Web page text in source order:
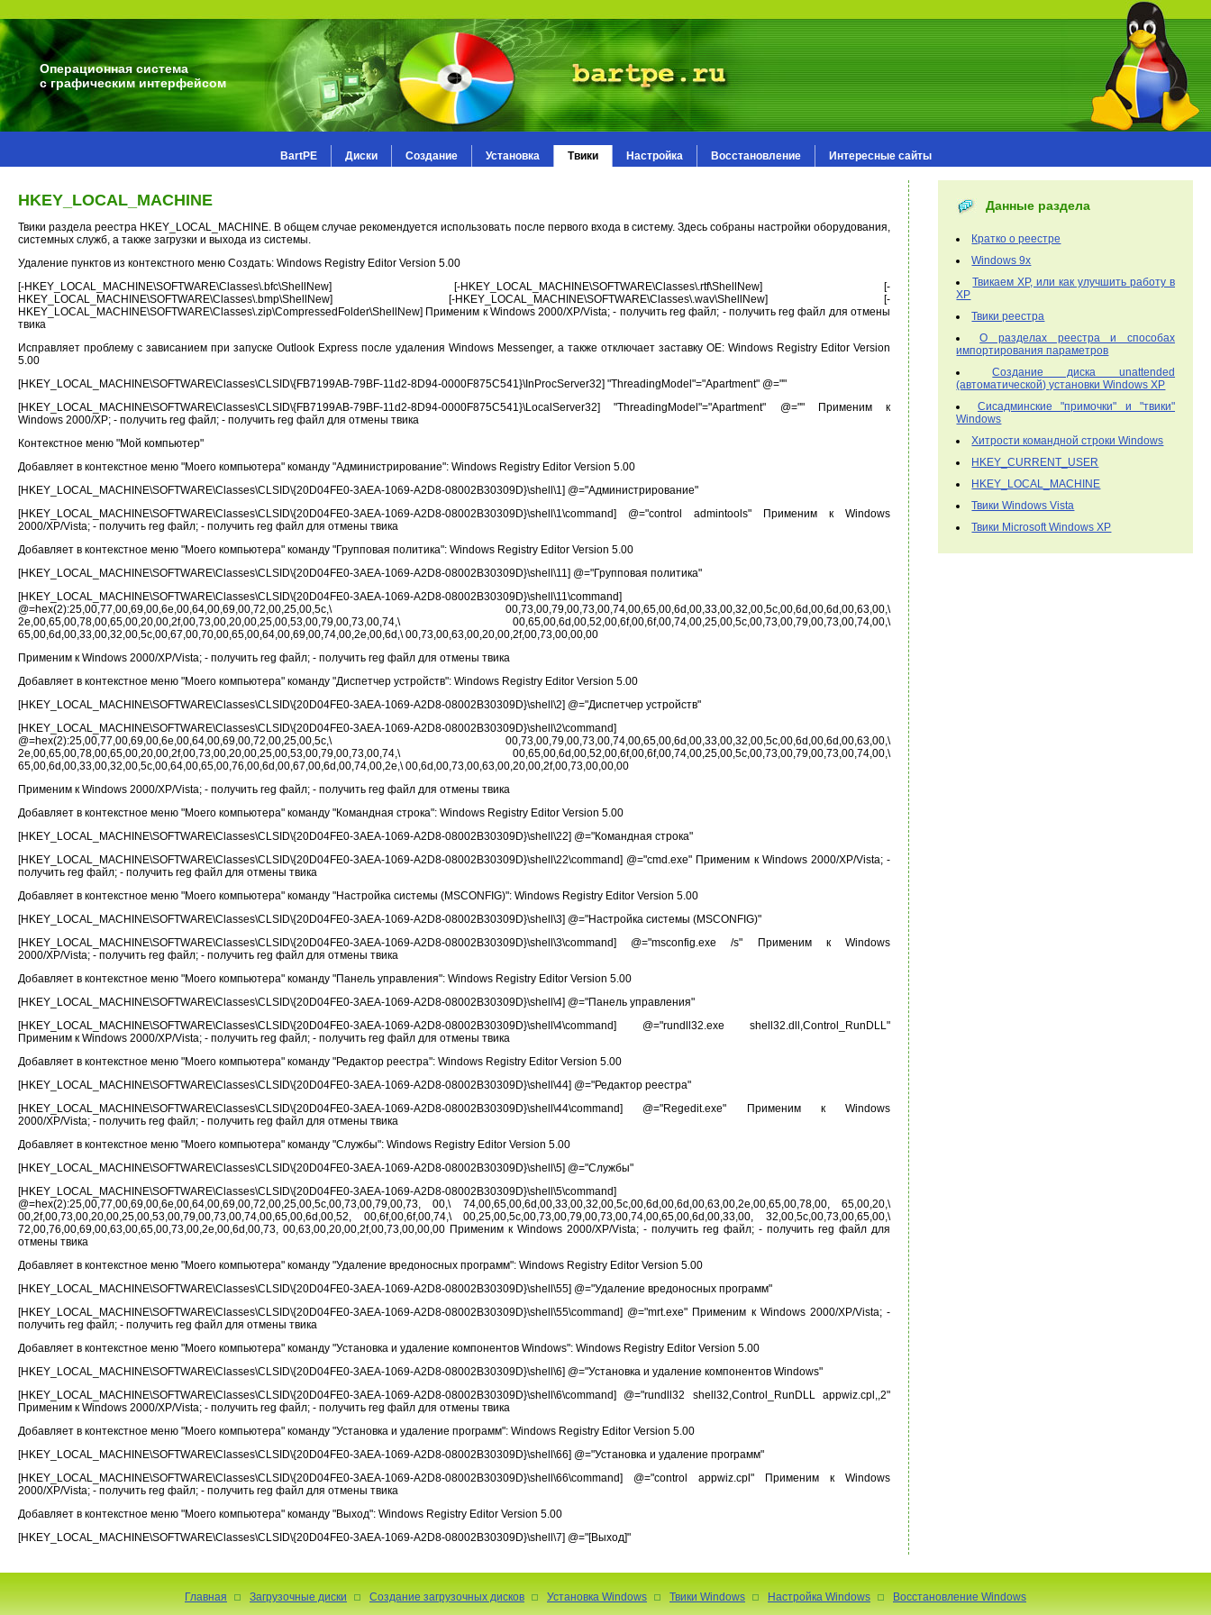
Операционная система
с графическим интерфейсом
BartPE Диски Создание Установка Твики Настройка Восстановление Интересные сайты
HKEY_LOCAL_MACHINE
Твики раздела реестра HKEY_LOCAL_MACHINE. В общем случае рекомендуется использовать после первого входа в систему. Здесь собраны настройки оборудования,
системных служб, а также загрузки и выхода из системы.
Удаление пунктов из контекстного меню Создать: Windows Registry Editor Version 5.00
[-HKEY_LOCAL_MACHINE\SOFTWARE\Classes\.bfc\ShellNew] [-HKEY_LOCAL_MACHINE\SOFTWARE\Classes\.rtf\ShellNew] [-
HKEY_LOCAL_MACHINE\SOFTWARE\Classes\.bmp\ShellNew] [-HKEY_LOCAL_MACHINE\SOFTWARE\Classes\.wav\ShellNew] [-
HKEY_LOCAL_MACHINE\SOFTWARE\Classes\.zip\CompressedFolder\ShellNew] Применим к Windows 2000/XP/Vista; - получить reg файл; - получить reg файл для отмены
твика
Исправляет проблему с зависанием при запуске Outlook Express после удаления Windows Messenger, а также отключает заставку OE: Windows Registry Editor Version
5.00
[HKEY_LOCAL_MACHINE\SOFTWARE\Classes\CLSID\{FB7199AB-79BF-11d2-8D94-0000F875C541}\InProcServer32] "ThreadingModel"="Apartment" @=""
[HKEY_LOCAL_MACHINE\SOFTWARE\Classes\CLSID\{FB7199AB-79BF-11d2-8D94-0000F875C541}\LocalServer32] "ThreadingModel"="Apartment" @="" Применим к
Windows 2000/XP; - получить reg файл; - получить reg файл для отмены твика
Контекстное меню "Мой компьютер"
Добавляет в контекстное меню "Моего компьютера" команду "Администрирование": Windows Registry Editor Version 5.00
[HKEY_LOCAL_MACHINE\SOFTWARE\Classes\CLSID\{20D04FE0-3AEA-1069-A2D8-08002B30309D}\shell\1] @="Администрирование"
[HKEY_LOCAL_MACHINE\SOFTWARE\Classes\CLSID\{20D04FE0-3AEA-1069-A2D8-08002B30309D}\shell\1\command] @="control admintools" Применим к Windows
2000/XP/Vista; - получить reg файл; - получить reg файл для отмены твика
Добавляет в контекстное меню "Моего компьютера" команду "Групповая политика": Windows Registry Editor Version 5.00
[HKEY_LOCAL_MACHINE\SOFTWARE\Classes\CLSID\{20D04FE0-3AEA-1069-A2D8-08002B30309D}\shell\11] @="Групповая политика"
[HKEY_LOCAL_MACHINE\SOFTWARE\Classes\CLSID\{20D04FE0-3AEA-1069-A2D8-08002B30309D}\shell\11\command]
@=hex(2):25,00,77,00,69,00,6e,00,64,00,69,00,72,00,25,00,5c,\ 00,73,00,79,00,73,00,74,00,65,00,6d,00,33,00,32,00,5c,00,6d,00,6d,00,63,00,\
2e,00,65,00,78,00,65,00,20,00,2f,00,73,00,20,00,25,00,53,00,79,00,73,00,74,\ 00,65,00,6d,00,52,00,6f,00,6f,00,74,00,25,00,5c,00,73,00,79,00,73,00,74,00,\
65,00,6d,00,33,00,32,00,5c,00,67,00,70,00,65,00,64,00,69,00,74,00,2e,00,6d,\ 00,73,00,63,00,20,00,2f,00,73,00,00,00
Применим к Windows 2000/XP/Vista; - получить reg файл; - получить reg файл для отмены твика
Добавляет в контекстное меню "Моего компьютера" команду "Диспетчер устройств": Windows Registry Editor Version 5.00
[HKEY_LOCAL_MACHINE\SOFTWARE\Classes\CLSID\{20D04FE0-3AEA-1069-A2D8-08002B30309D}\shell\2] @="Диспетчер устройств"
[HKEY_LOCAL_MACHINE\SOFTWARE\Classes\CLSID\{20D04FE0-3AEA-1069-A2D8-08002B30309D}\shell\2\command]
@=hex(2):25,00,77,00,69,00,6e,00,64,00,69,00,72,00,25,00,5c,\ 00,73,00,79,00,73,00,74,00,65,00,6d,00,33,00,32,00,5c,00,6d,00,6d,00,63,00,\
2e,00,65,00,78,00,65,00,20,00,2f,00,73,00,20,00,25,00,53,00,79,00,73,00,74,\ 00,65,00,6d,00,52,00,6f,00,6f,00,74,00,25,00,5c,00,73,00,79,00,73,00,74,00,\
65,00,6d,00,33,00,32,00,5c,00,64,00,65,00,76,00,6d,00,67,00,6d,00,74,00,2e,\ 00,6d,00,73,00,63,00,20,00,2f,00,73,00,00,00
Применим к Windows 2000/XP/Vista; - получить reg файл; - получить reg файл для отмены твика
Добавляет в контекстное меню "Моего компьютера" команду "Командная строка": Windows Registry Editor Version 5.00
[HKEY_LOCAL_MACHINE\SOFTWARE\Classes\CLSID\{20D04FE0-3AEA-1069-A2D8-08002B30309D}\shell\22] @="Командная строка"
[HKEY_LOCAL_MACHINE\SOFTWARE\Classes\CLSID\{20D04FE0-3AEA-1069-A2D8-08002B30309D}\shell\22\command] @="cmd.exe" Применим к Windows 2000/XP/Vista; -
получить reg файл; - получить reg файл для отмены твика
Добавляет в контекстное меню "Моего компьютера" команду "Настройка системы (MSCONFIG)": Windows Registry Editor Version 5.00
[HKEY_LOCAL_MACHINE\SOFTWARE\Classes\CLSID\{20D04FE0-3AEA-1069-A2D8-08002B30309D}\shell\3] @="Настройка системы (MSCONFIG)"
[HKEY_LOCAL_MACHINE\SOFTWARE\Classes\CLSID\{20D04FE0-3AEA-1069-A2D8-08002B30309D}\shell\3\command] @="msconfig.exe /s" Применим к Windows
2000/XP/Vista; - получить reg файл; - получить reg файл для отмены твика
Добавляет в контекстное меню "Моего компьютера" команду "Панель управления": Windows Registry Editor Version 5.00
[HKEY_LOCAL_MACHINE\SOFTWARE\Classes\CLSID\{20D04FE0-3AEA-1069-A2D8-08002B30309D}\shell\4] @="Панель управления"
[HKEY_LOCAL_MACHINE\SOFTWARE\Classes\CLSID\{20D04FE0-3AEA-1069-A2D8-08002B30309D}\shell\4\command] @="rundll32.exe shell32.dll,Control_RunDLL"
Применим к Windows 2000/XP/Vista; - получить reg файл; - получить reg файл для отмены твика
Добавляет в контекстное меню "Моего компьютера" команду "Редактор реестра": Windows Registry Editor Version 5.00
[HKEY_LOCAL_MACHINE\SOFTWARE\Classes\CLSID\{20D04FE0-3AEA-1069-A2D8-08002B30309D}\shell\44] @="Редактор реестра"
[HKEY_LOCAL_MACHINE\SOFTWARE\Classes\CLSID\{20D04FE0-3AEA-1069-A2D8-08002B30309D}\shell\44\command] @="Regedit.exe" Применим к Windows
2000/XP/Vista; - получить reg файл; - получить reg файл для отмены твика
Добавляет в контекстное меню "Моего компьютера" команду "Службы": Windows Registry Editor Version 5.00
[HKEY_LOCAL_MACHINE\SOFTWARE\Classes\CLSID\{20D04FE0-3AEA-1069-A2D8-08002B30309D}\shell\5] @="Службы"
[HKEY_LOCAL_MACHINE\SOFTWARE\Classes\CLSID\{20D04FE0-3AEA-1069-A2D8-08002B30309D}\shell\5\command]
@=hex(2):25,00,77,00,69,00,6e,00,64,00,69,00,72,00,25,00,5c,00,73,00,79,00,73, 00,\ 74,00,65,00,6d,00,33,00,32,00,5c,00,6d,00,6d,00,63,00,2e,00,65,00,78,00, 65,00,20,\
00,2f,00,73,00,20,00,25,00,53,00,79,00,73,00,74,00,65,00,6d,00,52, 00,6f,00,6f,00,74,\ 00,25,00,5c,00,73,00,79,00,73,00,74,00,65,00,6d,00,33,00, 32,00,5c,00,73,00,65,00,\
72,00,76,00,69,00,63,00,65,00,73,00,2e,00,6d,00,73, 00,63,00,20,00,2f,00,73,00,00,00 Применим к Windows 2000/XP/Vista; - получить reg файл; - получить reg файл для
отмены твика
Добавляет в контекстное меню "Моего компьютера" команду "Удаление вредоносных программ": Windows Registry Editor Version 5.00
[HKEY_LOCAL_MACHINE\SOFTWARE\Classes\CLSID\{20D04FE0-3AEA-1069-A2D8-08002B30309D}\shell\55] @="Удаление вредоносных программ"
[HKEY_LOCAL_MACHINE\SOFTWARE\Classes\CLSID\{20D04FE0-3AEA-1069-A2D8-08002B30309D}\shell\55\command] @="mrt.exe" Применим к Windows 2000/XP/Vista; -
получить reg файл; - получить reg файл для отмены твика
Добавляет в контекстное меню "Моего компьютера" команду "Установка и удаление компонентов Windows": Windows Registry Editor Version 5.00
[HKEY_LOCAL_MACHINE\SOFTWARE\Classes\CLSID\{20D04FE0-3AEA-1069-A2D8-08002B30309D}\shell\6] @="Установка и удаление компонентов Windows"
[HKEY_LOCAL_MACHINE\SOFTWARE\Classes\CLSID\{20D04FE0-3AEA-1069-A2D8-08002B30309D}\shell\6\command] @="rundll32 shell32,Control_RunDLL appwiz.cpl,,2"
Применим к Windows 2000/XP/Vista; - получить reg файл; - получить reg файл для отмены твика
Добавляет в контекстное меню "Моего компьютера" команду "Установка и удаление программ": Windows Registry Editor Version 5.00
[HKEY_LOCAL_MACHINE\SOFTWARE\Classes\CLSID\{20D04FE0-3AEA-1069-A2D8-08002B30309D}\shell\66] @="Установка и удаление программ"
[HKEY_LOCAL_MACHINE\SOFTWARE\Classes\CLSID\{20D04FE0-3AEA-1069-A2D8-08002B30309D}\shell\66\command] @="control appwiz.cpl" Применим к Windows
2000/XP/Vista; - получить reg файл; - получить reg файл для отмены твика
Добавляет в контекстное меню "Моего компьютера" команду "Выход": Windows Registry Editor Version 5.00
[HKEY_LOCAL_MACHINE\SOFTWARE\Classes\CLSID\{20D04FE0-3AEA-1069-A2D8-08002B30309D}\shell\7] @="[Выход]"
Данные раздела
Кратко о реестре
Windows 9x
Твикаем XP, или как улучшить работу в
XP
Твики реестра
О разделах реестра и способах
импортирования параметров
Создание диска unattended
(автоматической) установки Windows XP
Сисадминские "примочки" и "твики"
Windows
Хитрости командной строки Windows
HKEY_CURRENT_USER
HKEY_LOCAL_MACHINE
Твики Windows Vista
Твики Microsoft Windows XP
Главная Загрузочные диски Создание загрузочных дисков Установка Windows Твики Windows Настройка Windows Восстановление Windows